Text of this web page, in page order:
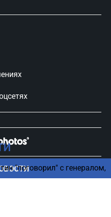
"поговорил" с генералом,
защищены